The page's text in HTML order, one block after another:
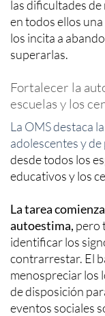
las dificultades
en todos ellos
los incita a
superarlas.
Fortalecer la
escuelas y los
La OMS destaca
adolescentes y
desde todos los
educativos y los
La tarea
autoestima, pero
identificar los
contrarrestar. El
menospreciar los
de disposición
eventos sociales